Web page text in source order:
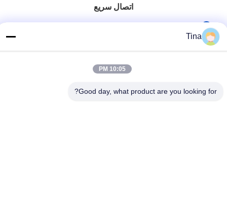
اتصال سريع
العنوان
Tina
10:05 PM
Good day, what product are you looking for?